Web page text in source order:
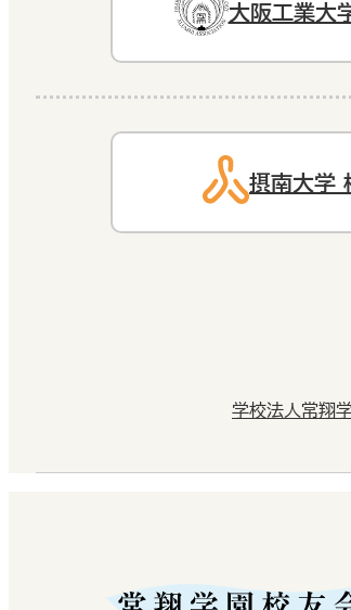
大阪工業大
摂南大学
学校法人常翔